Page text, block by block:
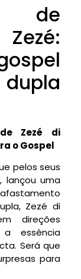
de
Zezé di
o Gospel
pelos seus
lançou uma
Zezé di
direções
essência
Será que
para